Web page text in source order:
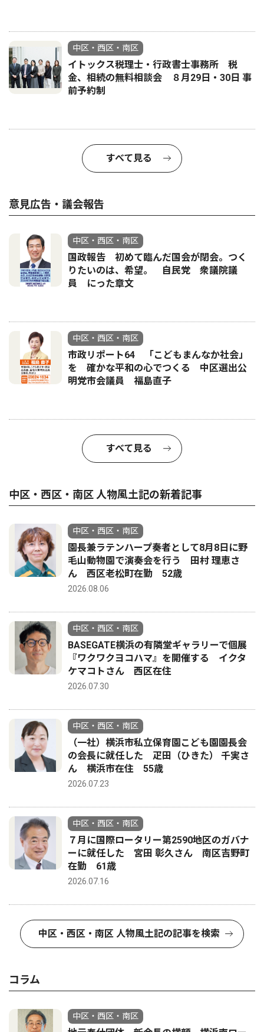
中区・西区・南区
イトックス税理士・行政書士事務所 税
金、相続の無料相談会 ８月29日・30日 事
前予約制
すべて見る
意見広告・議会報告
中区・西区・南区
国政報告 初めて臨んだ国会が閉会。つく
りたいのは、希望。 自民党 衆議院議
員 にった章文
中区・西区・南区
市政リポート64 「こどもまんなか社会」
を 確かな平和の心でつくる 中区選出公
明党市会議員 福島直子
すべて見る
中区・西区・南区 人物風土記の新着記事
中区・西区・南区
園長兼ラテンハープ奏者として8月8日に野
毛山動物園で演奏会を行う 田村 理恵さ
ん 西区老松町在勤 52歳
2026.08.06
中区・西区・南区
BASEGATE横浜の有隣堂ギャラリーで個展
『ワクワクヨコハマ』を開催する イクタ
ケマコトさん 西区在住
2026.07.30
中区・西区・南区
（一社）横浜市私立保育園こども園園長会
の会長に就任した 疋田（ひきた） 千実さ
ん 横浜市在住 55歳
2026.07.23
中区・西区・南区
７月に国際ロータリー第2590地区のガバナ
ーに就任した 宮田 彰久さん 南区吉野町
在勤 61歳
2026.07.16
中区・西区・南区 人物風土記の記事を検索
コラム
中区・西区・南区